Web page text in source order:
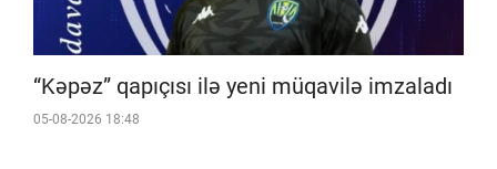
“Kəpəz” qapıçısı ilə yeni müqavilə imzaladı
05-08-2026 18:48